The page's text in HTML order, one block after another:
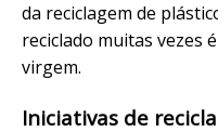
da reciclagem de
reciclado muitas vezes
virgem.
Iniciativas de